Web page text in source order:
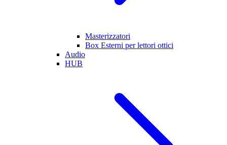
Masterizzatori
Box Esterni per lettori ottici
Audio
HUB